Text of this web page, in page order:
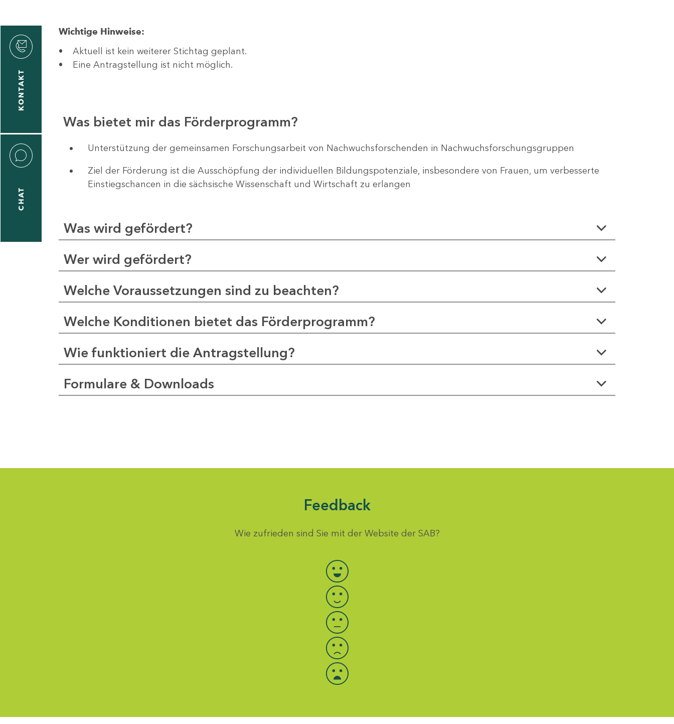
KONTAKT
CHAT
Wichtige Hinweise:
• Aktuell ist kein weiterer Stichtag geplant.
• Eine Antragstellung ist nicht möglich.
Was bietet mir das Förderprogramm?
Unterstützung der gemeinsamen Forschungsarbeit von Nachwuchsforschenden in Nachwuchsforschungsgruppen
Ziel der Förderung ist die Ausschöpfung der individuellen Bildungspotenziale, insbesondere von Frauen, um verbesserte
Einstiegschancen in die sächsische Wissenschaft und Wirtschaft zu erlangen
Was wird gefördert?
Wer wird gefördert?
Welche Voraussetzungen sind zu beachten?
Welche Konditionen bietet das Förderprogramm?
Wie funktioniert die Antragstellung?
Formulare & Downloads
Feedback
Wie zufrieden sind Sie mit der Website der SAB?
Bewertung auswählen